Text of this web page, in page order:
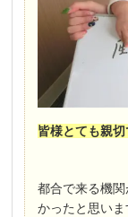
皆様とても親切
都合で来る機
かったと思いま